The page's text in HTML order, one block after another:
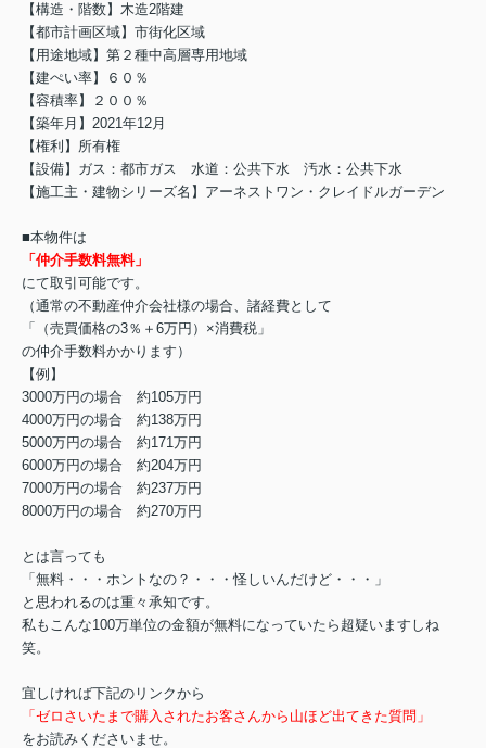
【構造・階数】木造2階建
【都市計画区域】市街化区域
【用途地域】第２種中高層専用地域
【建ぺい率】６０％
【容積率】２００％
【築年月】2021年12月
【権利】所有権
【設備】ガス：都市ガス 水道：公共下水 汚水：公共下水
【施工主・建物シリーズ名】アーネストワン・クレイドルガーデン
■本物件は
「仲介手数料無料」
にて取引可能です。
（通常の不動産仲介会社様の場合、諸経費として
「（売買価格の3％＋6万円）×消費税」
の仲介手数料かかります）
【例】
3000万円の場合 約105万円
4000万円の場合 約138万円
5000万円の場合 約171万円
6000万円の場合 約204万円
7000万円の場合 約237万円
8000万円の場合 約270万円
とは言っても
「無料・・・ホントなの？・・・怪しいんだけど・・・」
と思われるのは重々承知です。
私もこんな100万単位の金額が無料になっていたら超疑いますしね
笑。
宜しければ下記のリンクから
「ゼロさいたまで購入されたお客さんから山ほど出てきた質問」
をお読みくださいませ。